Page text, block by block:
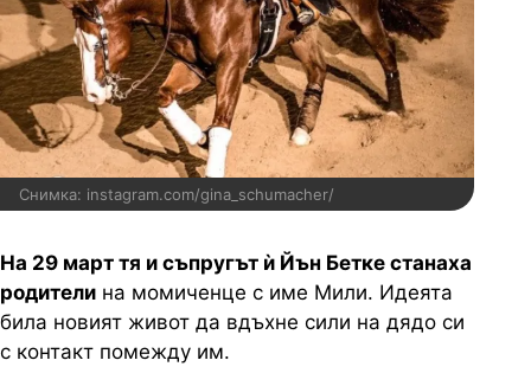
Снимка: instagram.com/gina_schumacher/
На 29 март тя и съпругът ѝ Йън Бетке станаха
родители на момиченце с име Мили. Идеята
била новият живот да вдъхне сили на дядо си
с контакт помежду им.